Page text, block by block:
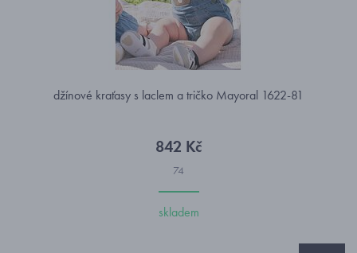
džínové kraťasy s laclem a tričko Mayoral 1622-81
842 Kč
74
skladem